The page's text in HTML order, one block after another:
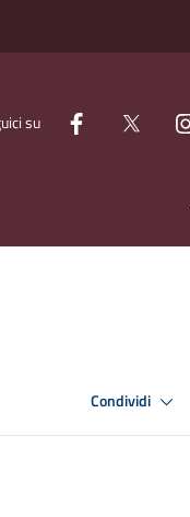
su
Condividi